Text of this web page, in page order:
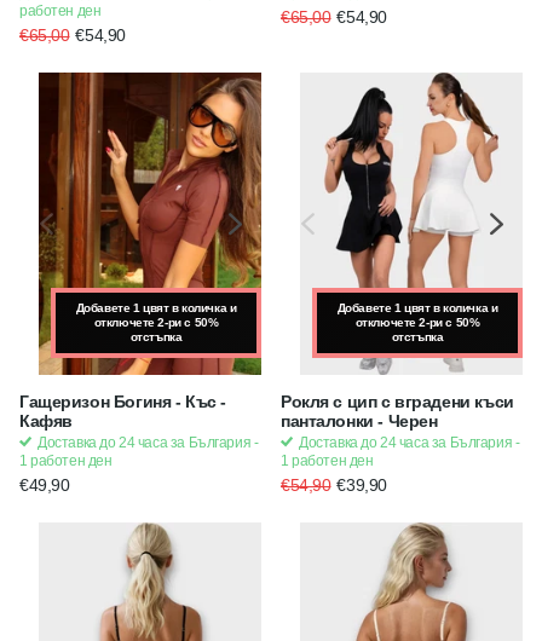
работен ден
€65,00 €54,90
€65,00 €54,90
Добавете 1 цвят в количка и
отключете 2-ри с 50%
отстъпка
Добавете 1 цвят в количка и
отключете 2-ри с 50%
отстъпка
Гащеризон Богиня - Къс -
Кафяв
Доставка до 24 часа за България -
1 работен ден
€49,90
Добавете 1 цвят в количка и
отключете 2-ри с 50%
отстъпка
Рокля с цип с вградени къси
панталонки - Черен
Доставка до 24 часа за България -
1 работен ден
€54,90 €39,90